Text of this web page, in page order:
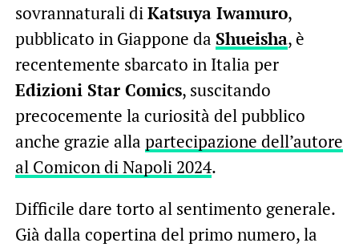
sovrannaturali diKatsuya Iwamuro,
pubblicato in Giappone da Shueisha, è
recentemente sbarcato in Italia per
Edizioni Star Comics, suscitando
precocemente la curiosità del pubblico
anche grazie alla partecipazione dell’autore
al Comicon di Napoli 2024.
Difficile dare torto al sentimento generale.
Già dalla copertina del primo numero, la